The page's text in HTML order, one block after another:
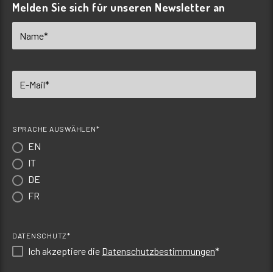
Melden Sie sich für unseren Newsletter an
SPRACHE AUSWÄHLEN*
EN
IT
DE
FR
DATENSCHUTZ*
Ich akzeptiere die Datenschutzbestimmungen*